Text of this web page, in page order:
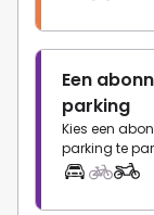
Een
parking
Kies een
parking te